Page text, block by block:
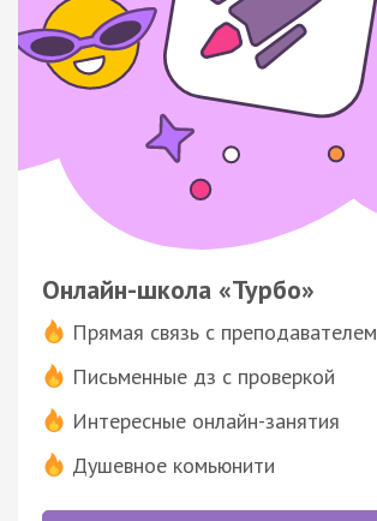
Онлайн-школа «Турбо»
Прямая связь с преподавателем
Письменные дз с проверкой
Интересные онлайн-занятия
Душевное комьюнити